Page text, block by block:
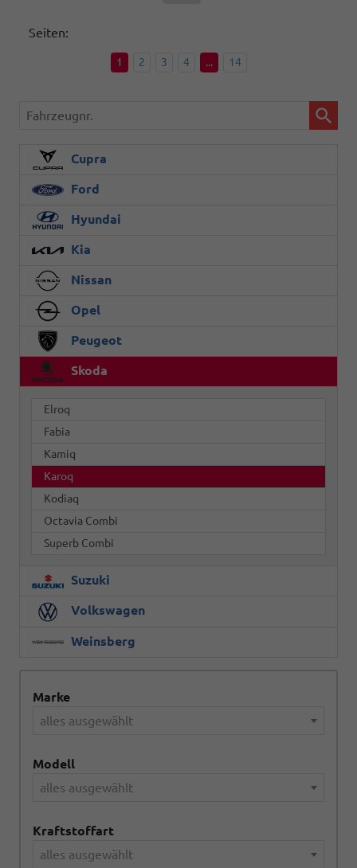
Seiten:
1 2 3 4 ... 14
Fahrzeugnr.
Cupra
Ford
Hyundai
Kia
Nissan
Opel
Peugeot
Skoda
Elroq
Fabia
Kamiq
Karoq
Kodiaq
Octavia Combi
Superb Combi
Suzuki
Volkswagen
Weinsberg
Marke
alles ausgewählt
Modell
alles ausgewählt
Kraftstoffart
alles ausgewählt